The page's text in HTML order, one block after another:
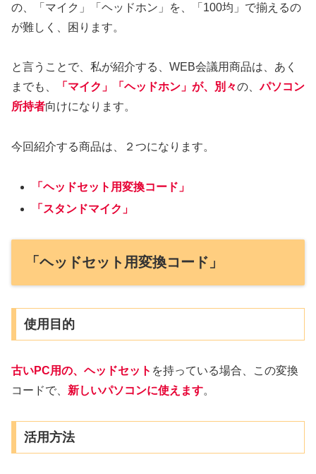
の、「マイク」「ヘッドホン」を、「100均」で揃えるの
が難しく、困ります。
と言うことで、私が紹介する、WEB会議用商品は、あく
までも、
「マイク」「ヘッドホン」が、別々の、パソコン
所持者向けになります。
今回紹介する商品は、２つになります。
「ヘッドセット用変換コード」
「スタンドマイク」
「ヘッドセット用変換コード」
使用目的
古いPC用の、ヘッドセット を持っている場合、この変換
コードで、 新しいパソコンに使えます。
活用方法